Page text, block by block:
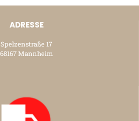
ADRESSE
Spelzenstraße 17
68167 Mannheim